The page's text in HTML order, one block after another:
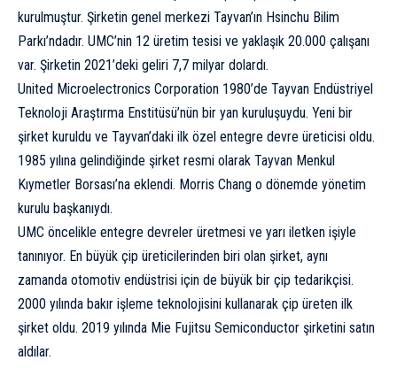
kurulmuştur. Şirketin genel merkezi Tayvan’ın Hsinchu Bilim
Parkı’ndadır. UMC’nin 12 üretim tesisi ve yaklaşık 20.000 çalışanı
var. Şirketin 2021’deki geliri 7,7 milyar dolardı.
United Microelectronics Corporation 1980’de Tayvan Endüstriyel
Teknoloji Araştırma Enstitüsü’nün bir yan kuruluşuydu. Yeni bir
şirket kuruldu ve Tayvan’daki ilk özel entegre devre üreticisi oldu.
1985 yılına gelindiğinde şirket resmi olarak Tayvan Menkul
Kıymetler Borsası’na eklendi. Morris Chang o dönemde yönetim
kurulu başkanıydı.
UMC öncelikle entegre devreler üretmesi ve yarı iletken işiyle
tanınıyor. En büyük çip üreticilerinden biri olan şirket, aynı
zamanda otomotiv endüstrisi için de büyük bir çip tedarikçisi.
2000 yılında bakır işleme teknolojisini kullanarak çip üreten ilk
şirket oldu. 2019 yılında Mie Fujitsu Semiconductor şirketini satın
aldılar.